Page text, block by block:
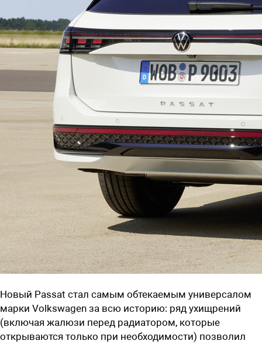
Новый Passat стал самым обтекаемым универсалом
марки Volkswagen за всю историю: ряд ухищрений
(включая жалюзи перед радиатором, которые
открываются только при необходимости) позволил